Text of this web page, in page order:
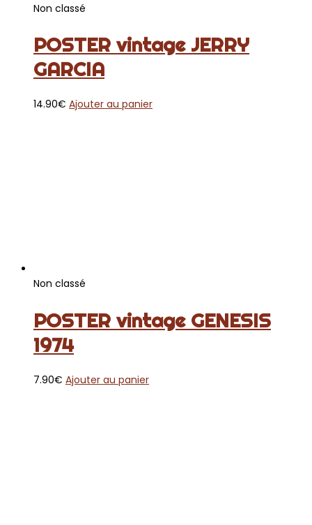
Non classé
POSTER vintage JERRY
GARCIA
14.90€ Ajouter au panier
Non classé
POSTER vintage GENESIS
1974
7.90€ Ajouter au panier